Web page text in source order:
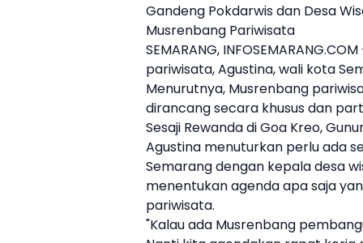
Gandeng Pokdarwis dan Desa
Musrenbang Pariwisata
SEMARANG,
pariwisata, Agustina, wali kota
Menurutnya, Musrenbang
dirancang secara khusus dan
Sesaji Rewanda di Goa Kreo,
Agustina menuturkan perlu ada
Semarang dengan kepala desa
menentukan agenda apa saja
pariwisata.
"Kalau ada Musrenbang